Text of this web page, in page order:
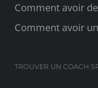
Comment avoir
Comment avoir
TROUVER UN COACH